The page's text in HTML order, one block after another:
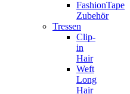
FashionTape
Zubehör
Tressen
Clip-
in
Hair
Weft
Long
Hair